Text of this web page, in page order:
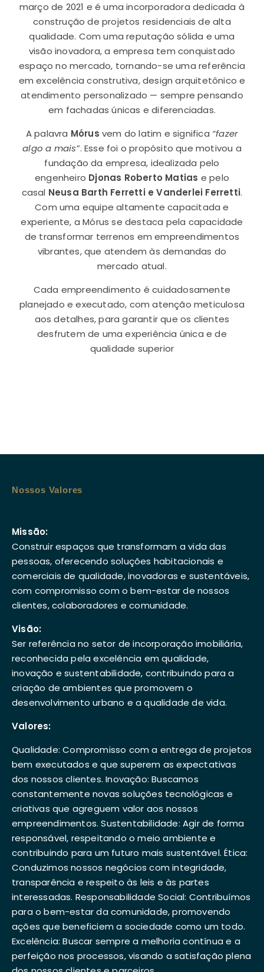
março de 2021 e é uma incorporadora dedicada à
construção de projetos residenciais de alta
qualidade. Com uma reputação sólida e uma
visão inovadora, a empresa tem conquistado
espaço no mercado, tornando-se uma referência
em excelência construtiva, design arquitetônico e
atendimento personalizado — sempre pensando
em fachadas únicas e diferenciadas.
A palavra Mórus vem do latim e significa “fazer
algo a mais”. Esse foi o propósito que motivou a
fundação da empresa, idealizada pelo
engenheiro Djonas Roberto Matias e pelo
casal Neusa Barth Ferretti e Vanderlei Ferretti.
Com uma equipe altamente capacitada e
experiente, a Mórus se destaca pela capacidade
de transformar terrenos em empreendimentos
vibrantes, que atendem às demandas do
mercado atual.
Cada empreendimento é cuidadosamente
planejado e executado, com atenção meticulosa
aos detalhes, para garantir que os clientes
desfrutem de uma experiência única e de
qualidade superior
Nossos Valores
Missão:
Construir espaços que transformam a vida das
pessoas, oferecendo soluções habitacionais e
comerciais de qualidade, inovadoras e sustentáveis,
com compromisso com o bem-estar de nossos
clientes, colaboradores e comunidade.
Visão:
Ser referência no setor de incorporação imobiliária,
reconhecida pela excelência em qualidade,
inovação e sustentabilidade, contribuindo para a
criação de ambientes que promovem o
desenvolvimento urbano e a qualidade de vida.
Valores:
Qualidade: Compromisso com a entrega de projetos
bem executados e que superem as expectativas
dos nossos clientes. Inovação: Buscamos
constantemente novas soluções tecnológicas e
criativas que agreguem valor aos nossos
empreendimentos. Sustentabilidade: Agir de forma
responsável, respeitando o meio ambiente e
contribuindo para um futuro mais sustentável. Ética:
Conduzimos nossos negócios com integridade,
transparência e respeito às leis e às partes
interessadas. Responsabilidade Social: Contribuímos
para o bem-estar da comunidade, promovendo
ações que beneficiem a sociedade como um todo.
Excelência: Buscar sempre a melhoria contínua e a
perfeição nos processos, visando a satisfação plena